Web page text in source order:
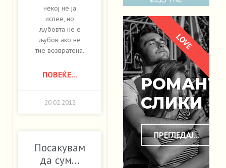
некој не ја
испее, но
љубовта не е
љубов ако не
тие возвратена.
ПОВЕЌЕ...
20.02.2012
Посакувам
да сум…
СЛИКИ
ПРЕГЛЕДАЈ...
LOVE